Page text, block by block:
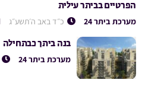
הפרטיים בביתר עילית
מערכת ביתר 24 כ״ד באב ה׳תשע״ג
בנה ביתך כבתחילה
מערכת ביתר 24